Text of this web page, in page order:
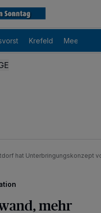
Krefeld Meerbusch
hat Unterbringungskonzept
mehr